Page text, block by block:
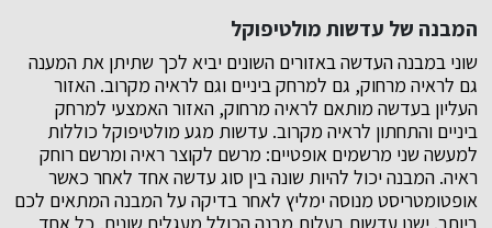
המבנה של עדשות מולטיפוקל
שוני במבנה העדשה באזורים השונים יביא לכך שתיתן את המענה
גם לראיה מרחוק, גם למרחק ביניים וגם לראיה מקרוב. האזור
העליון בעדשה מותאם לראיה מרחוק, האזור האמצעי למרחק
ביניים והתחתון לראיה מקרוב. עדשות מגע מולטיפוקל כוללות
למעשה שני מרשמים אופטיים: מרשם לקוצר ראיה ומרשם רוחק
ראיה. המבנה יכול להיות שונה בין סוג עדשה אחד לאחר כאשר
אופטומטריסט מנוסה ימליץ לאחר בדיקה על המבנה המתאים לכם